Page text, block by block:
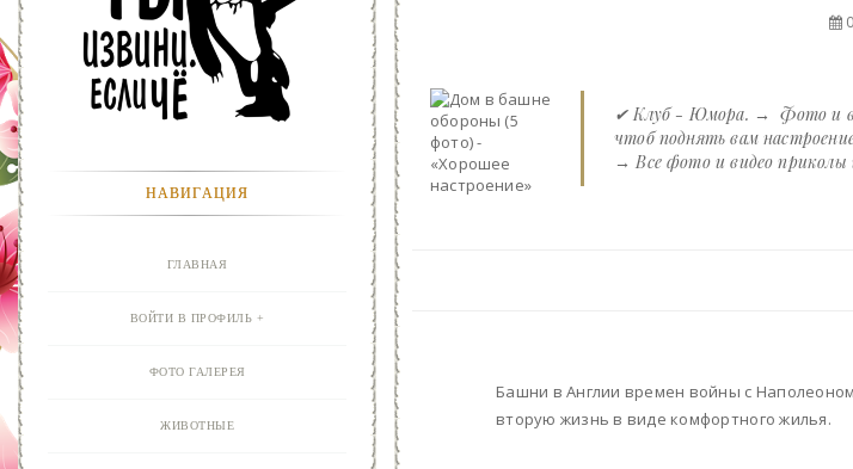
✔ Клуб - Юмора. → Фото и
чтоб поднять вам
→ Все фото и видео приколы
Башни в Англии времен войны с
вторую жизнь в виде комфортного жилья.
НАВИГАЦИЯ
ГЛАВНАЯ
ВОЙТИ В ПРОФИЛЬ
ФОТО ГАЛЕРЕЯ
ЖИВОТНЫЕ